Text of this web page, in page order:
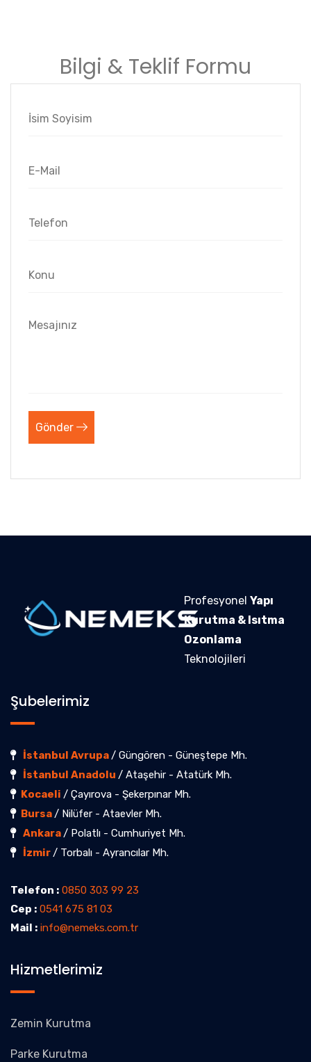
Bilgi & Teklif Formu
Gönder
Profesyonel Yapı
Kurutma & Isıtma
Ozonlama
Teknolojileri
Şubelerimiz
İstanbul Avrupa/ Güngören - Güneştepe Mh.
İstanbul Anadolu / Ataşehir - Atatürk Mh.
Kocaeli / Çayırova - Şekerpınar Mh.
Bursa/ Nilüfer - Ataevler Mh.
Ankara/ Polatlı - Cumhuriyet Mh.
İzmir/ Torbalı - Ayrancılar Mh.
Telefon : 0850 303 99 23
Cep : 0541 675 81 03
Mail : info@nemeks.com.tr
Hizmetlerimiz
Zemin Kurutma
Parke Kurutma